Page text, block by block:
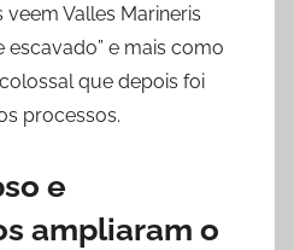
Valles Marineris
escavado” e mais como
que depois foi
processos.
e
ampliaram o